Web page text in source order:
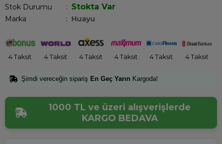
Stok Durumu : Stokta Var
Marka : Huayu
4 Taksit 4 Taksit 4 Taksit 4 Taksit 4 Taksit 4 Taksit
Şimdi vereceğin sipariş En Geç Yarın Kargoda!
1000 TL ve üzeri alışverişlerde
KARGO BEDAVA